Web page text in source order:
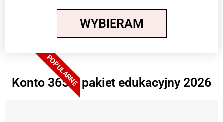
WYBIERAM
POPULARNE
Konto 365 + pakiet edukacyjny 2026